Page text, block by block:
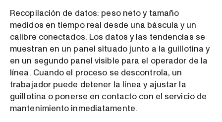
Recopilación de datos: peso neto y tamaño
medidos en tiempo real desde una báscula y un
calibre conectados. Los datos y las tendencias se
muestran en un panel situado junto a la guillotina y
en un segundo panel visible para el operador de la
línea. Cuando el proceso se descontrola, un
trabajador puede detener la línea y ajustar la
guillotina o ponerse en contacto con el servicio de
mantenimiento inmediatamente.